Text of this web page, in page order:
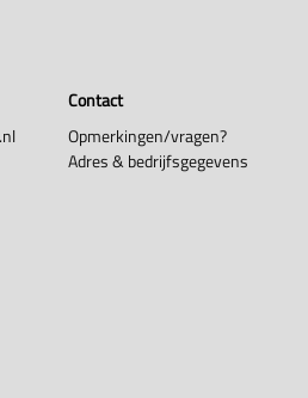
Contact
Opmerkingen/vragen?
Adres & bedrijfsgegevens